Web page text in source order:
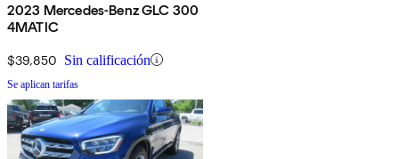
2023 Mercedes-Benz GLC 300
4MATIC
$39,850 Sin calificación
Se aplican tarifas